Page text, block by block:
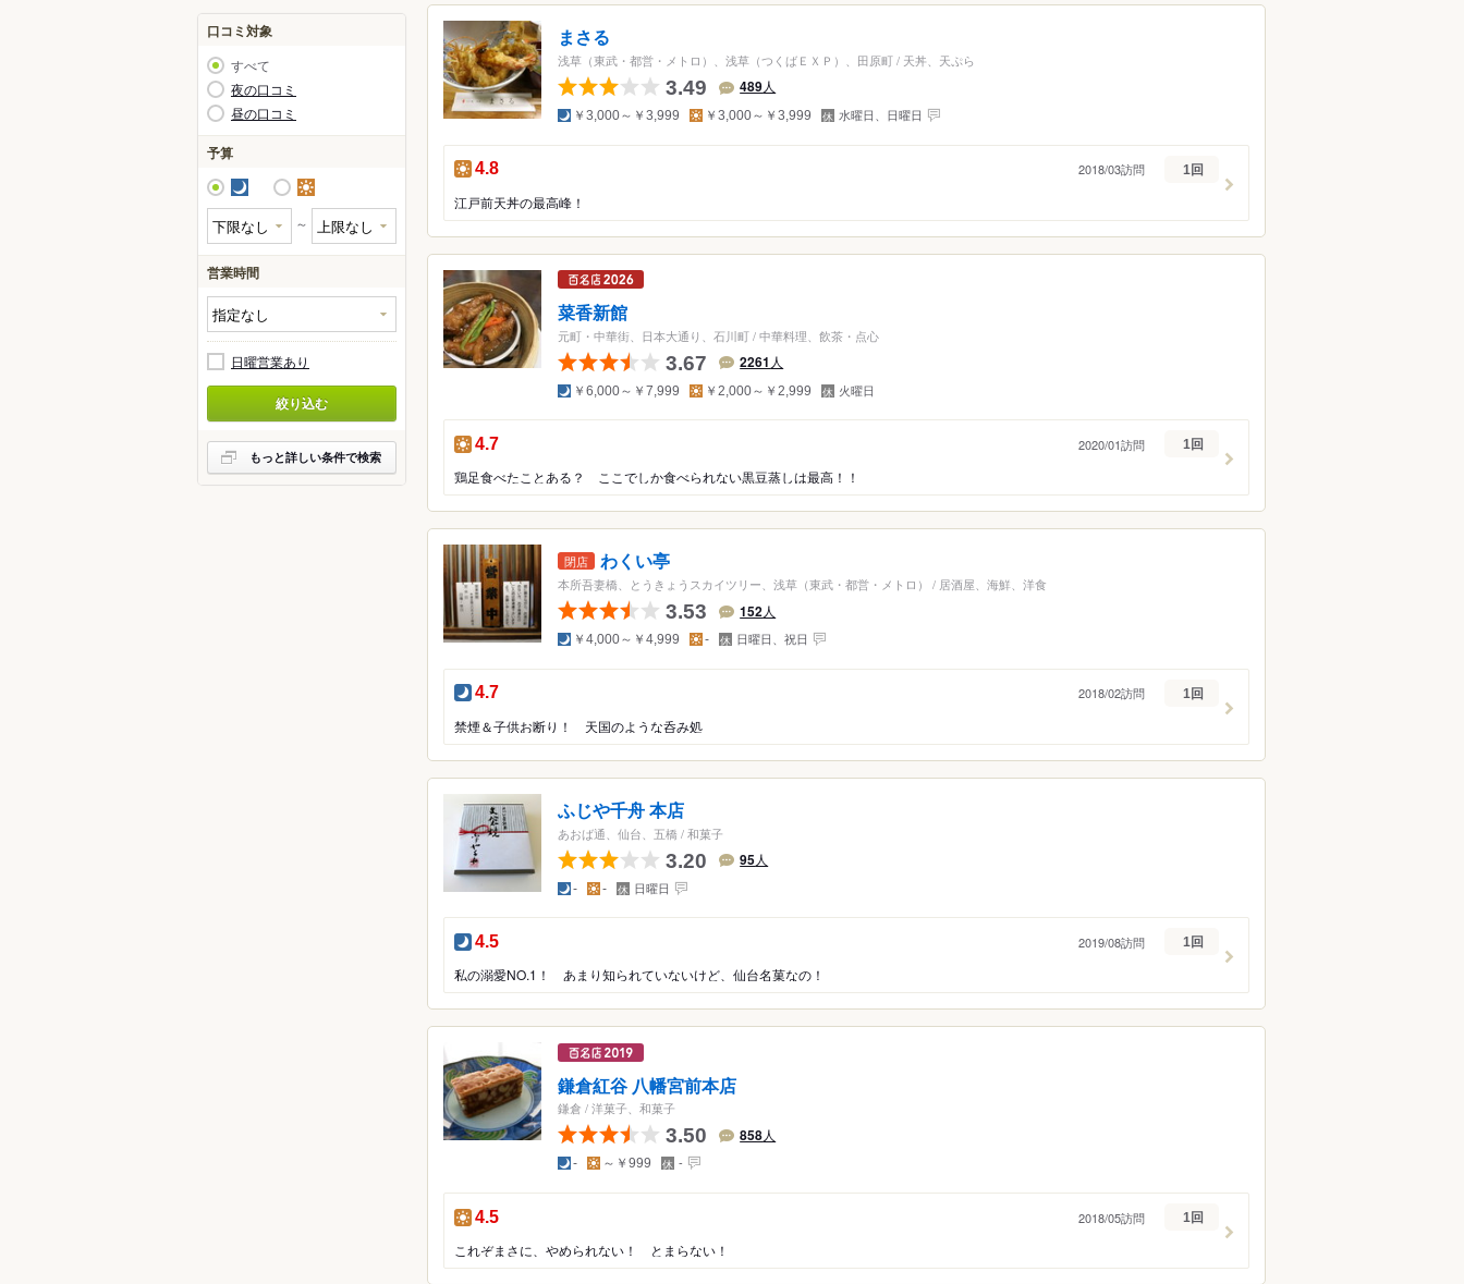
アジア
インドネシア
北米 アメリカ
グアム
オセアニア オーストラリア
ヨーロッパ イギリス アイルランド フランス ドイツ イタリア
スペイン
ポルトガル
スイス
ルクセンブルグ
中南米 メキシコ ブラジル ペルー
南アフリカ
焼き鳥
お好み焼き もんじゃ焼き 洋食 フレンチ
イタリアン
カレー
鍋 もつ鍋
天ぷら
焼肉 料理旅館 ビストロ ハンバーグ
串揚げ
うどん しゃぶしゃぶ 沖縄料理 ハンバーガー
パスタ
食堂
ビュッフェ・バイキング
レストラン 和食
焼肉・ホルモン
ラーメン ラーメン・つけ麺
カフェ・パン・スイーツ カフェ・喫茶店 スイーツ パン・サンドイッチ
バー・お酒 バー
料理旅館・オーベルジュ 料理旅館・オーベルジュ
その他 その他
口コミ対象
すべて
夜の口コミ
昼の口コミ
予算
夜 昼
～
営業時間
日曜営業あり
絞り込む
もっと詳しい条件で検索
まさる
浅草（東武・都営・メトロ）、浅草（つくばＥＸＰ）、田原町/ 天丼、天ぷら
3.49 489人
夜 ￥3,000～￥3,999 昼 ￥3,000～￥3,999 定
休
日
水曜日、日曜日
昼の点数：
4.8
江戸前天丼の最高峰！
2018/03訪問 1回
菜香新館
元町・中華街、日本大通り、石川町/中華料理、飲茶・点心
3.67 2261 人
夜 ￥6,000～￥7,999 昼 ￥2,000～￥2,999 定
休
日
火曜日
昼の点数：
4.7
鶏足食べたことある？ ここでしか食べられない黒豆蒸しは最高！！
2020/01訪問 1回
閉店 わくい亭
本所吾妻橋、とうきょうスカイツリー、浅草（東武・都営・メトロ） / 居酒屋、海鮮、洋食
3.53 152人
夜 ￥4,000～￥4,999 昼- 定
休
日
日曜日、祝日
夜の点数：
4.7
禁煙＆子供お断り！ 天国のような呑み処
2018/02訪問 1回
ふじや千舟 本店
あおば通、仙台、五橋 /和菓子
3.20 95人
夜- 昼- 定
休
日
日曜日
夜の点数：
4.5
私の溺愛NO.1！ あまり知られていないけど、仙台名菓なの！
2019/08訪問 1回
鎌倉紅谷 八幡宮前本店
鎌倉 /洋菓子、和菓子
3.50 858人
夜- 昼 ～￥999 定
休
日
-
昼の点数：
4.5
これぞまさに、やめられない！ とまらない！
2018/05訪問 1回